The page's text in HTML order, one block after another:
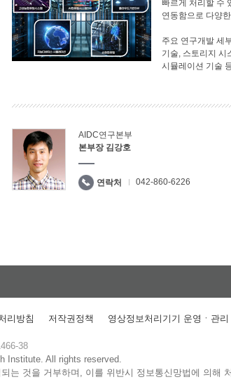
빠르게 처리할 수
연동함으로 다양
주요 연구개발 세
기술, 스토리지 시
시뮬레이션 기술
AIDC연구본부
본부장 김강호
연락처 042-860-6226
리방침 저작권정책 영상정보처리기기 운영ㆍ관리
38
Institute.All rights reserved.
는 것을 거부하며, 이를 위반시 정보통신망법에 의해